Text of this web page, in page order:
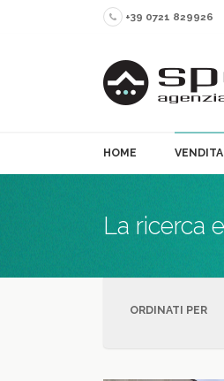
+39 0721 829926
HOME VENDITA
La ricerca
ORDINATI PER